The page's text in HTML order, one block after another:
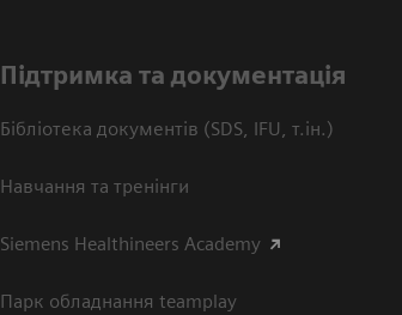
Підтримка та документація
Бібліотека документів (SDS, IFU, т.ін.)
Навчання та тренінги
Siemens Healthineers Academy
Парк обладнання teamplay